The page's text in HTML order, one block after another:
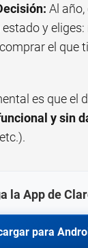
Al año,
y
el que
es que el
y sin
la App de
para